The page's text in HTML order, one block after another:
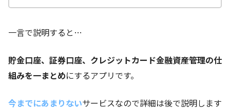
一言で説明すると…
貯金口座、証券口座、クレジットカード金融資産管理の仕
組みを一まとめにするアプリです。
今までにあまりないサービスなので詳細は後で説明します